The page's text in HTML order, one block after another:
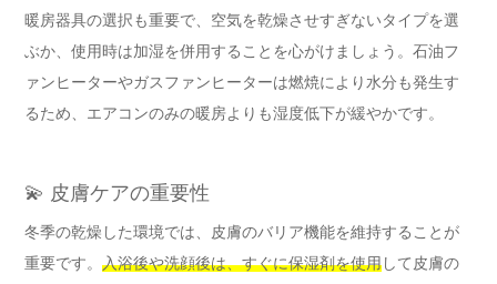
暖房器具の選択も重要で、空気を乾燥させすぎないタイプを選
ぶか、使用時は加湿を併用することを心がけましょう。石油フ
ァンヒーターやガスファンヒーターは燃焼により水分も発生す
るため、エアコンのみの暖房よりも湿度低下が緩やかです。
💫 皮膚ケアの重要性
冬季の乾燥した環境では、皮膚のバリア機能を維持することが
重要です。 入浴後や洗顔後は、すぐに保湿剤を使用して皮膚の